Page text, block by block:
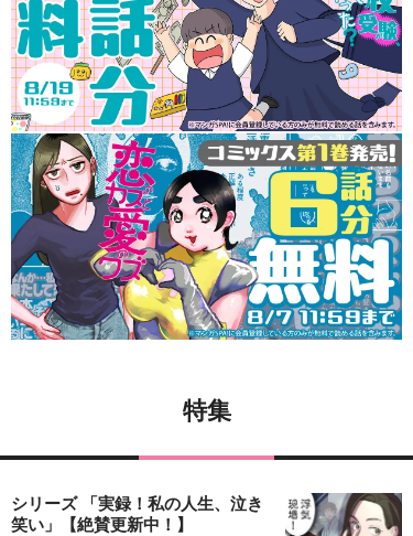
特集
シリーズ 「実録！私の人生、泣き
笑い」【絶賛更新中！】